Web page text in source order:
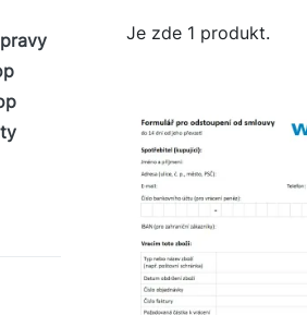
Je zde 1 produkt.